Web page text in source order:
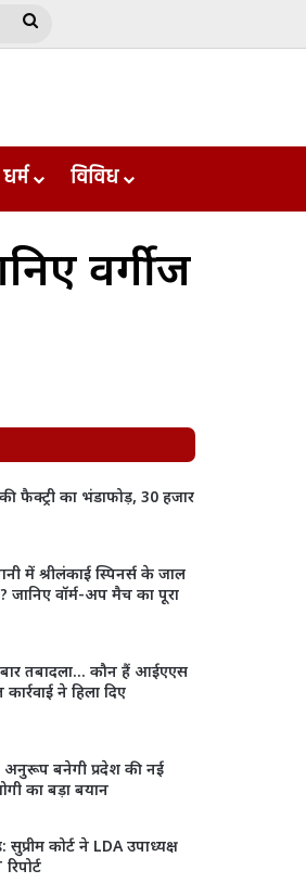
Search
धर्म विविध
वर्गीज
फैक्ट्री का भंडाफोड़, 30 हजार
में श्रीलंकाई स्पिनर्स के जाल
जानिए वॉर्म-अप मैच का पूरा
तबादला… कौन हैं आईएएस
ने हिला दिए
बनेगी प्रदेश की नई
का बड़ा बयान
कोर्ट ने LDA उपाध्यक्ष